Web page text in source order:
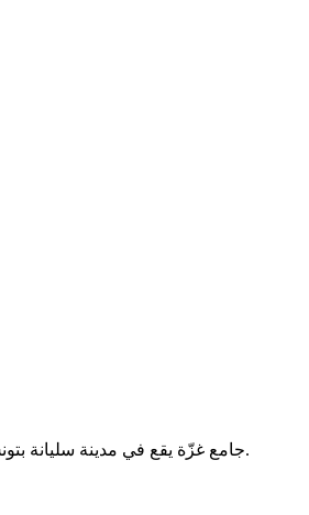
جامع غزّة يقع في مدينة سليانة بتونس. يُستخدم لأداء الصلوات الخمس والجمعة، ويخدم سكان المنطقة المحيطة به.